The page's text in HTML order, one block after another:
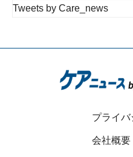
Tweets by Care_news
プライ
会社概要